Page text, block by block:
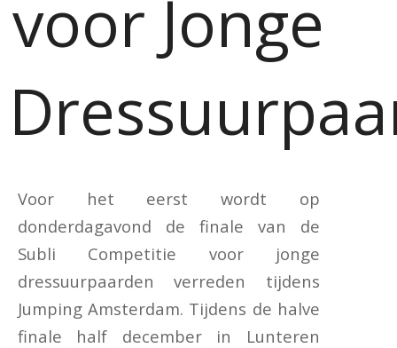
voor Jonge
Voor het eerst wordt op
donderdagavond de finale van de
Subli Competitie voor jonge
dressuurpaarden verreden tijdens
Jumping Amsterdam. Tijdens de halve
finale half december in Lunteren